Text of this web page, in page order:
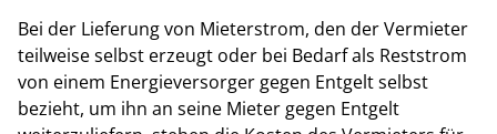
Bei der Lieferung von Mieterstrom, den der Vermieter
teilweise selbst erzeugt oder bei Bedarf als Reststrom
von einem Energieversorger gegen Entgelt selbst
bezieht, um ihn an seine Mieter gegen Entgelt